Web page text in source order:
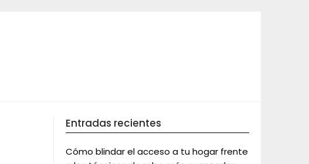
Entradas recientes
Cómo blindar el acceso a tu hogar frente